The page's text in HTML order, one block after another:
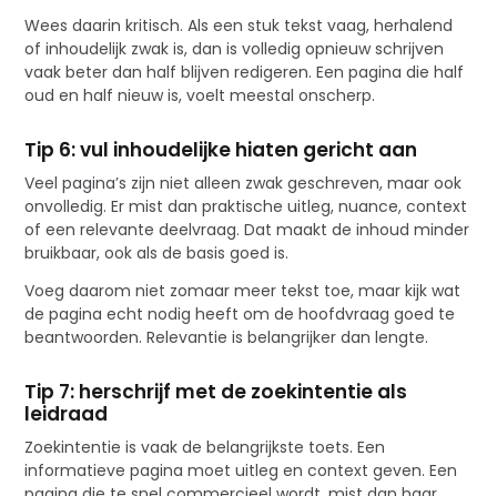
Wees daarin kritisch. Als een stuk tekst vaag, herhalend
of inhoudelijk zwak is, dan is volledig opnieuw schrijven
vaak beter dan half blijven redigeren. Een pagina die half
oud en half nieuw is, voelt meestal onscherp.
Tip 6: vul inhoudelijke hiaten gericht aan
Veel pagina’s zijn niet alleen zwak geschreven, maar ook
onvolledig. Er mist dan praktische uitleg, nuance, context
of een relevante deelvraag. Dat maakt de inhoud minder
bruikbaar, ook als de basis goed is.
Voeg daarom niet zomaar meer tekst toe, maar kijk wat
de pagina echt nodig heeft om de hoofdvraag goed te
beantwoorden. Relevantie is belangrijker dan lengte.
Tip 7: herschrijf met de zoekintentie als
leidraad
Zoekintentie is vaak de belangrijkste toets. Een
informatieve pagina moet uitleg en context geven. Een